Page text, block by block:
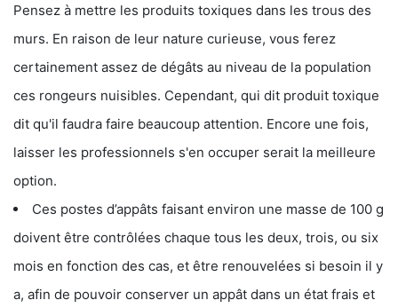
Pensez à mettre les produits toxiques dans les trous des
murs. En raison de leur nature curieuse, vous ferez
certainement assez de dégâts au niveau de la population
ces rongeurs nuisibles. Cependant, qui dit produit toxique
dit qu'il faudra faire beaucoup attention. Encore une fois,
laisser les professionnels s'en occuper serait la meilleure
option.
Ces postes d’appâts faisant environ une masse de 100 g
doivent être contrôlées chaque tous les deux, trois, ou six
mois en fonction des cas, et être renouvelées si besoin il y
a, afin de pouvoir conserver un appât dans un état frais et